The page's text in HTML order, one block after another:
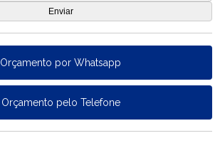
Orçamento por Whatsapp
Orçamento pelo Telefone